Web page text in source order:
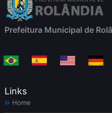
Prefeitura Municipal de
Links
Home